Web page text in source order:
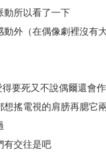
動所以看了一下
外（在偶像劇裡沒有
要死又不說偶爾還會
搖電視的肩膀再腮它
有交往是吧